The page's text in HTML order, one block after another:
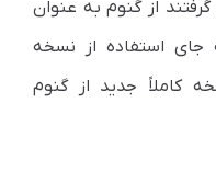
از گنوم به عنوان
جای استفاده از نسخه
کاملاً جدید از گنوم